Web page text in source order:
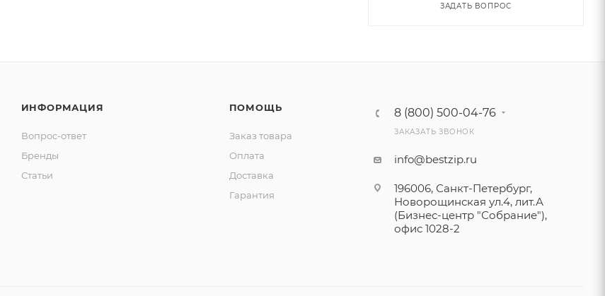
ЗАДАТЬ ВОПРОС
ИНФОРМАЦИЯ
Вопрос-ответ
Бренды
Статьи
ПОМОЩЬ
Заказ товара
Оплата
Доставка
Гарантия
8 (800) 500-04-76
ЗАКАЗАТЬ ЗВОНОК
info@bestzip.ru
196006, Санкт-Петербург,
Новорощинская ул.4, лит.А
(Бизнес-центр "Собрание"),
офис 1028-2